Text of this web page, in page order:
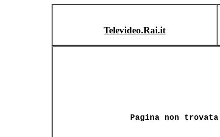
Televideo.Rai.it
Pagina non trovata